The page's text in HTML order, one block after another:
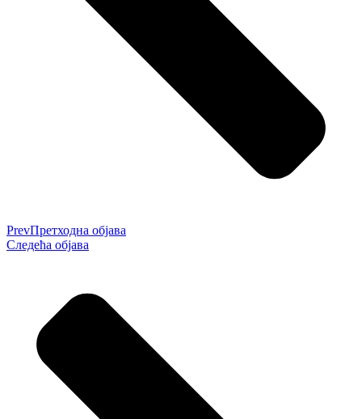
PrevПретходна објава
Следећа објава